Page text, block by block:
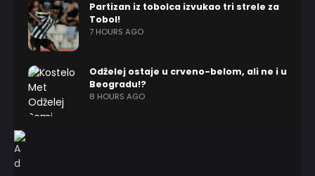
Partizan iz tobolca izvukao tri strele za
Tobol!
7 HOURS AGO
Odželej ostaje u crveno-belom, ali ne i u
Beogradu!?
8 HOURS AGO